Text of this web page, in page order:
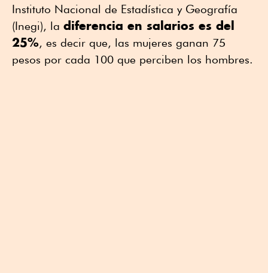
Instituto Nacional de Estadística y Geografía
(Inegi), la diferencia en salarios es del
25%, es decir que, las mujeres ganan 75
pesos por cada 100 que perciben los hombres.